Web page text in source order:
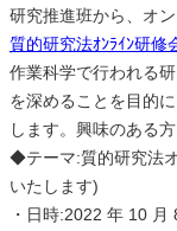
研究推進班から、オ
質的研究法ｵﾝﾗｲﾝ研
作業科学で行われる
を深めることを目的
します。興味のある
◆テーマ:質的研究法
いたします)
・日時:2022 年 10